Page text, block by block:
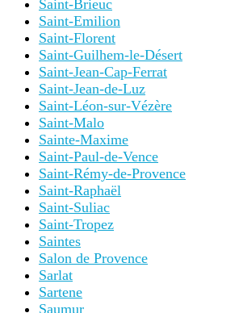
Saint-Brieuc
Saint-Emilion
Saint-Florent
Saint-Guilhem-le-Désert
Saint-Jean-Cap-Ferrat
Saint-Jean-de-Luz
Saint-Léon-sur-Vézère
Saint-Malo
Sainte-Maxime
Saint-Paul-de-Vence
Saint-Rémy-de-Provence
Saint-Raphaël
Saint-Suliac
Saint-Tropez
Saintes
Salon de Provence
Sarlat
Sartene
Saumur